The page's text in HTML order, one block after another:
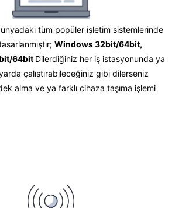
tüm popüler işletim sistemlerinde
Windows 32bit/64bit,
64bit Dilerdiğiniz her iş istasyonunda ya
çalıştırabileceğiniz gibi dilerseniz
alma ve ya farklı cihaza taşıma işlemi